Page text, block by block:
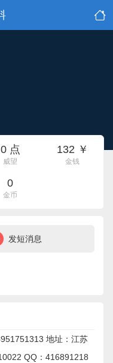
0 点
威望
132 ￥
金钱
0
金币
发短消息
地址：江苏
QQ：416891218